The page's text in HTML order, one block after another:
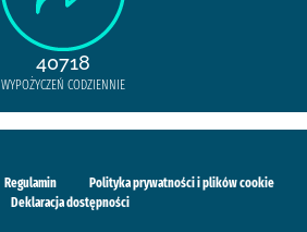
40718
WYPOŻYCZEŃ CODZIENNIE
Regulamin
Polityka prywatności i plików cookie
Deklaracja dostępności